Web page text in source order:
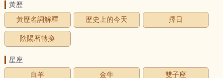
黃歷
黃歷名詞解釋
歷史上的今天 擇日
陰陽曆轉換
星座
白羊
金牛 雙子座